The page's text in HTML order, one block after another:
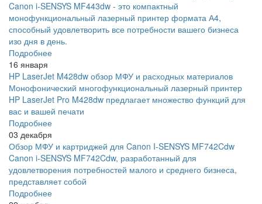
Canon i-SENSYS MF443dw - это компактный
монофункциональный лазерный принтер формата А4,
способный удовлетворить все потребности вашего бизнеса
изо дня в день.
Подробнее
16 января
HP LaserJet M428dw обзор МФУ и расходных материалов
Монофонический многофункциональный лазерный принтер
HP LaserJet Pro M428dw предлагает множество функций для
вас и вашей печати
Подробнее
03 декабря
Обзор МФУ и картриджей для Canon I-SENSYS MF742Cdw
Canon i-SENSYS MF742Cdw, разработанный для
удовлетворения потребностей малого и среднего бизнеса,
представляет собой
Подробнее